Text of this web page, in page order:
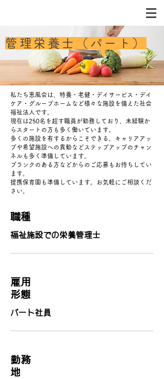
管理栄養士（パート）
私たち恵風会は、特養・老健・デイサービス・デイ
ケア・グループホームなど様々な施設を備えた社会
福祉法人です。
現在は250名を超す職員が勤務しており、未経験か
らスタートの方も多く働いています。
多くの施設を有するからこそできる、キャリアアッ
プや希望施設への異動などステップアップのチャン
ネルも多く準備しています。
​ブランクのある方などからのご応募もお待ちしてい
ます。
​提携保育園も準備しています。お気軽にご相談くだ
さい。
​職種
福祉施設での栄養管理士
雇用
形態
パート社員
勤務
地